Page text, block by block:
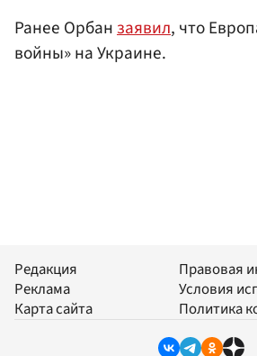
Ранее Орбанзаявил, что
войны» на Украине.
Редакция
Реклама
Карта сайта
Правовая
Условия
Политика